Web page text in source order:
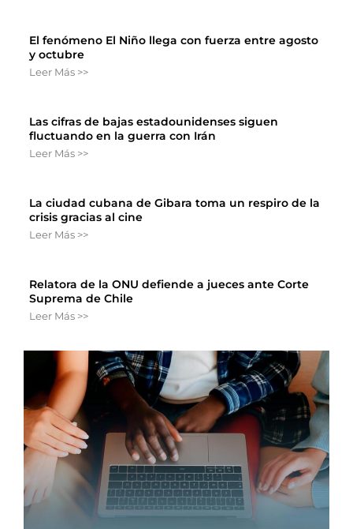
El fenómeno El Niño llega con fuerza entre agosto
y octubre
Leer Más >>
Las cifras de bajas estadounidenses siguen
fluctuando en la guerra con Irán
Leer Más >>
La ciudad cubana de Gibara toma un respiro de la
crisis gracias al cine
Leer Más >>
Relatora de la ONU defiende a jueces ante Corte
Suprema de Chile
Leer Más >>